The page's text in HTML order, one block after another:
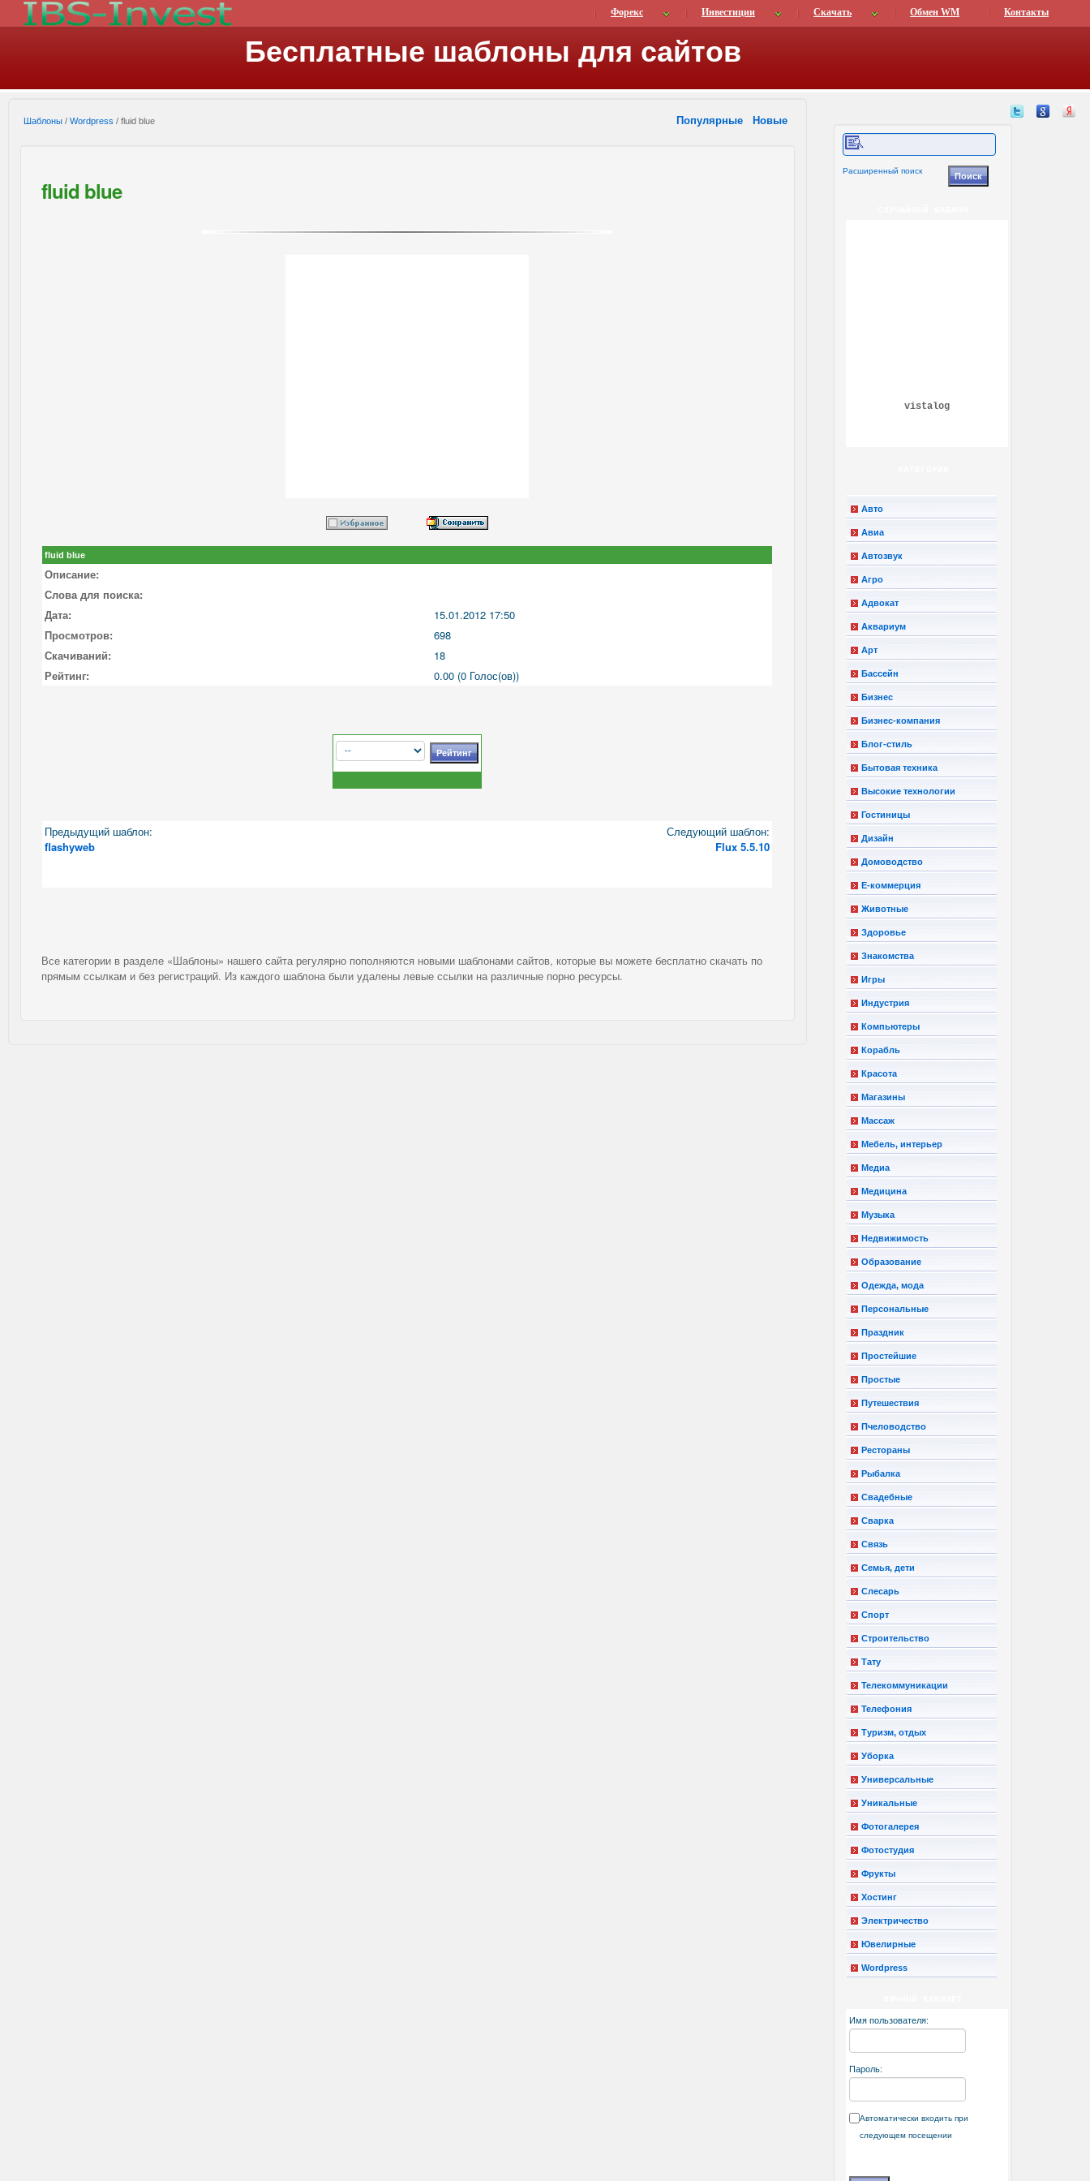
Форекс Инвестиции Скачать Обмен WM Контакты
Бесплатные шаблоны для сайтов
Шаблоны / Wordpress / fluid blue Популярные Новые
fluid blue
fluid blue
Описание:
Слова для поиска:
Дата:
15.01.2012 17:50
Просмотров:
698
Скачиваний:
18
Рейтинг:
0.00 (0 Голос(ов))
Предыдущий шаблон:
flashyweb
Следующий шаблон:
Flux 5.5.10
Все категории в разделе «Шаблоны» нашего сайта регулярно пополняются новыми шаблонами сайтов, которые вы можете бесплатно скачать по
прямым ссылкам и без регистраций. Из каждого шаблона были удалены левые ссылки на различные порно ресурсы.
Расширенный поиск
vistalog
Авто
Авиа
Автозвук
Агро
Адвокат
Аквариум
Арт
Бассейн
Бизнес
Бизнес-компания
Блог-стиль
Бытовая техника
Высокие технологии
Гостиницы
Дизайн
Домоводство
Е-коммерция
Животные
Здоровье
Знакомства
Игры
Индустрия
Компьютеры
Корабль
Красота
Магазины
Массаж
Мебель, интерьер
Медиа
Медицина
Музыка
Недвижимость
Образование
Одежда, мода
Персональные
Праздник
Простейшие
Простые
Путешествия
Пчеловодство
Рестораны
Рыбалка
Свадебные
Сварка
Связь
Семья, дети
Слесарь
Спорт
Строительство
Тату
Телекоммуникации
Телефония
Туризм, отдых
Уборка
Универсальные
Уникальные
Фотогалерея
Фотостудия
Фрукты
Хостинг
Электричество
Ювелирные
Wordpress
Имя пользователя:
Пароль:
Автоматически входить при
следующем посещении